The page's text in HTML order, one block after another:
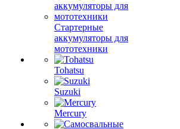
Стартерные
аккумуляторы для
мототехники
Tohatsu
Suzuki
Mercury